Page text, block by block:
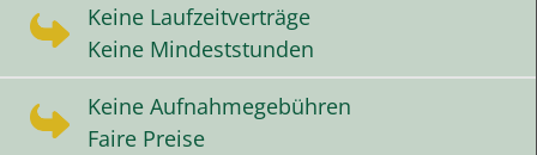
Keine Laufzeitverträge
Keine Mindeststunden
Keine Aufnahmegebühren
Faire Preise